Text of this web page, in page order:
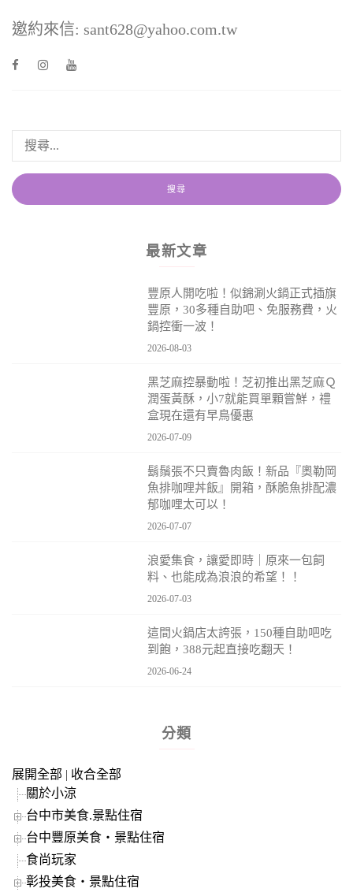
邀約來信: sant628@yahoo.com.tw
最新文章
豐原人開吃啦！似錦涮火鍋正式插旗
豐原，30多種自助吧、免服務費，火
鍋控衝一波！
2026-08-03
黑芝麻控暴動啦！芝初推出黑芝麻Ｑ
潤蛋黃酥，小7就能買單顆嘗鮮，禮
盒現在還有早鳥優惠
2026-07-09
鬍鬚張不只賣魯肉飯！新品『奧勒岡
魚排咖哩丼飯』開箱，酥脆魚排配濃
郁咖哩太可以！
2026-07-07
浪愛集食，讓愛即時｜原來一包飼
料、也能成為浪浪的希望！！
2026-07-03
這間火鍋店太誇張，150種自助吧吃
到飽，388元起直接吃翻天！
2026-06-24
分類
展開全部 | 收合全部
關於小涼
台中市美食.景點住宿
台中豐原美食‧景點住宿
食尚玩家
彰投美食‧景點住宿